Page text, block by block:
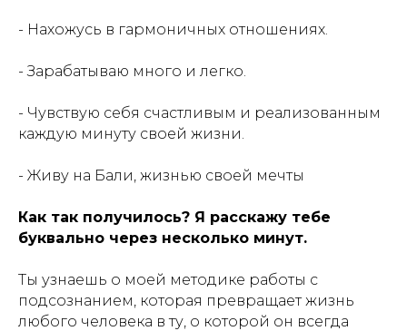
- Нахожусь в гармоничных отношениях.
- Зарабатываю много и легко.
- Чувствую себя счастливым и реализованным
каждую минуту своей жизни.
- Живу на Бали, жизнью своей мечты
Как так получилось? Я расскажу тебе
буквально через несколько минут.
Ты узнаешь о моей методике работы с
подсознанием, которая превращает жизнь
любого человека в ту, о которой он всегда